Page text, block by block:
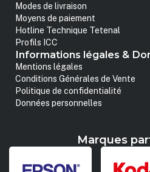
Modes de livraison
Moyens de paiement
Hotline Technique Tetenal
Profils ICC
Informations légales &
Mentions légales
Conditions Générales de Vente
Politique de confidentialité
Données personnelles
Marques